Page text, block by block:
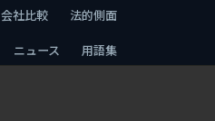
会社比較 法的側面
ニュース 用語集